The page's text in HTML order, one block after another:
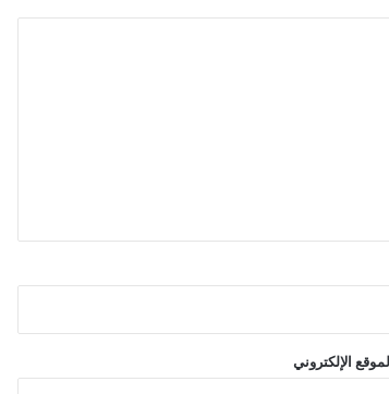
الإلكتروني